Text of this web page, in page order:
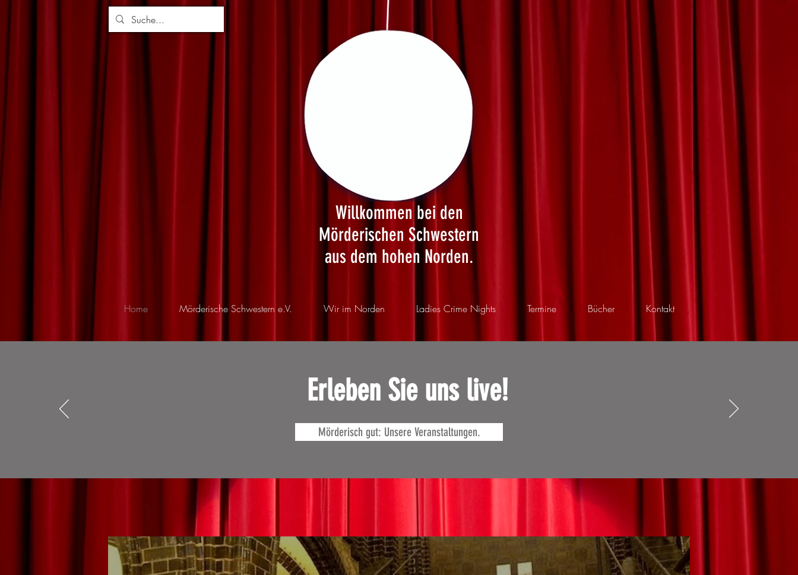
Willkommen bei den
Mörderischen Schwestern
aus dem hohen Norden.
Home Mörderische Schwestern e.V. Wir im Norden Ladies Crime Nights Termine Bücher Kontakt
Erleben Sie uns live!
Mörderisch gut: Unsere Veranstaltungen.